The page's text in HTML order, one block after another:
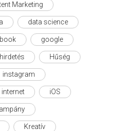
Marketing
data science
google
hirdetés Hűség
instagram
internet iOS
Kreatív